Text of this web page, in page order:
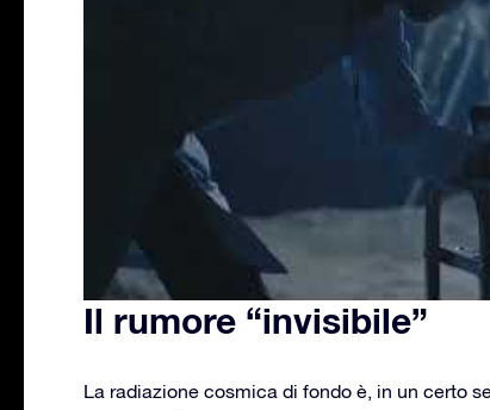
Il rumore “invisibile”
La radiazione cosmica di fondo è, in un certo